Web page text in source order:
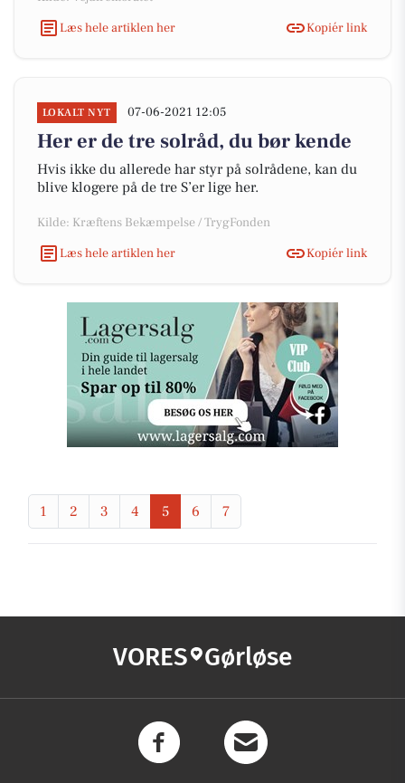
Læs hele artiklen her
Kopiér link
LOKALT NYT 07-06-2021 12:05
Her er de tre solråd, du bør kende
Hvis ikke du allerede har styr på solrådene, kan du
blive klogere på de tre S’er lige her.
Kilde: Kræftens Bekæmpelse / TrygFonden
Læs hele artiklen her
Kopiér link
1 2 3 4 5 6 7
VORES Gørløse